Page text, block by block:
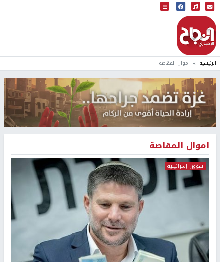
البث المباشر
إذاعة النجاح
الرئيسية اموال المقاصة
اموال المقاصة
شؤون إسرائيلية